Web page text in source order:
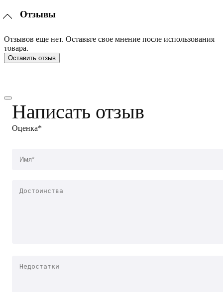
Отзывы
Отзывов еще нет. Оставьте свое мнение после использования
товара.
Оставить отзыв
Написать отзыв
Оценка*